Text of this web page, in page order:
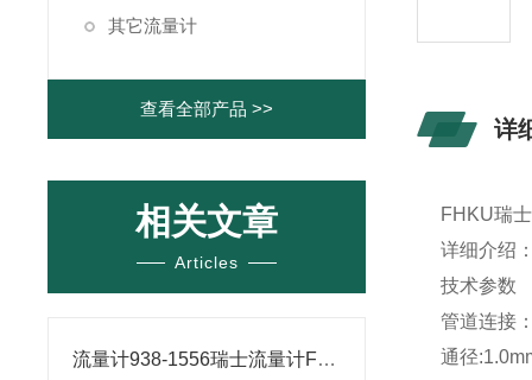
其它流量计
查看全部产品 >>
相关文章
Articles
流量计938-1556瑞士流量计FHKU系列微小流量计参数
详
FHKU瑞
详细介绍
技术参数
管道连接
通径